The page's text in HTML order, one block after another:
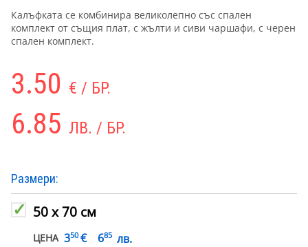
Калъфката се комбинира великолепно със спален
комплект от същия плат, с жълти и сиви чаршафи, с черен
спален комплект.
3.50 € / БР.
6.85 ЛВ. / БР.
Размери:
50 х 70 см
ЦЕНА 350 € 685 лв.